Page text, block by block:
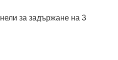
за задържане на 3